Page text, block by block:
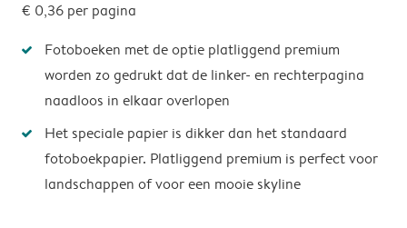
€ 0,36 per pagina
Fotoboeken met de optie platliggend premium
worden zo gedrukt dat de linker- en rechterpagina
naadloos in elkaar overlopen
Het speciale papier is dikker dan het standaard
fotoboekpapier. Platliggend premium is perfect voor
landschappen of voor een mooie skyline